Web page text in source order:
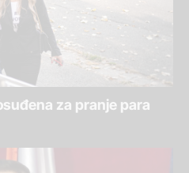
za pranje para